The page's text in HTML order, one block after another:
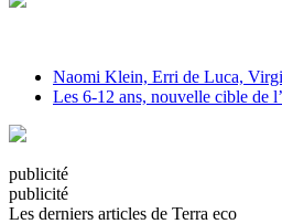
Naomi Klein, Erri de Luca,
Les 6-12 ans, nouvelle cible de
publicité
publicité
Les derniers articles de Terra eco